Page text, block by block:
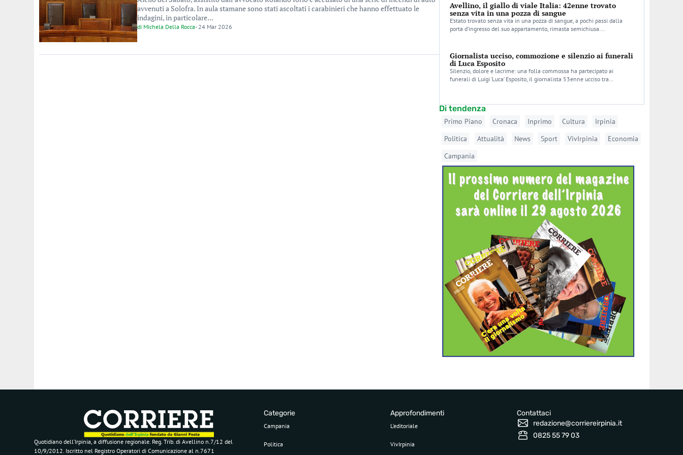
avvenuti a Solofra. In aula stamane sono stati ascoltati i carabinieri che hanno effettuato le
indagini, in particolare...
di Michela Della Rocca- 24 Mar 2026
Avellino, il giallo di viale Italia: 42enne trovato
senza vita in una pozza di sangue
E’stato trovato senza vita in una pozza di sangue, a pochi passi dalla
porta d’ingresso del suo appartamento, rimasta semichiusa….
Giornalista ucciso, commozione e silenzio ai funerali
di Luca Esposito
Silenzio, dolore e lacrime: una folla commossa ha partecipato ai
funerali di Luigi ‘Luca’ Esposito, il giornalista 53enne ucciso tra…
Di tendenza
Primo Piano Cronaca Inprimo Cultura
Irpinia
Politica
Attualità News Sport VivIrpinia
Economia
Campania
Quotidiano dell’Irpinia, a diffusione regionale. Reg. Trib. di Avellino n.7/12 del
10/9/2012. Iscritto nel Registro Operatori di Comunicazione al n.7671
Categorie
Campania
Politica
Approfondimenti
L’editoriale
VivIrpinia
Contattaci
redazione@corriereirpinia.it
0825 55 79 03